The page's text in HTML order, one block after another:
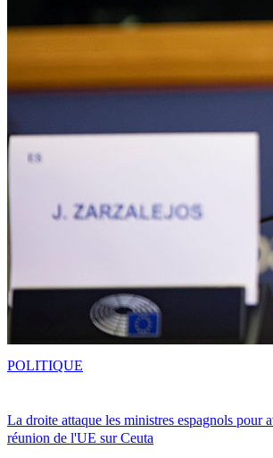
La droite attaque les ministres espagnols pour
réunion de l'UE sur Ceuta
POLITIQUE